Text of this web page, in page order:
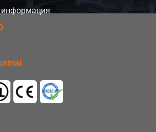
информация